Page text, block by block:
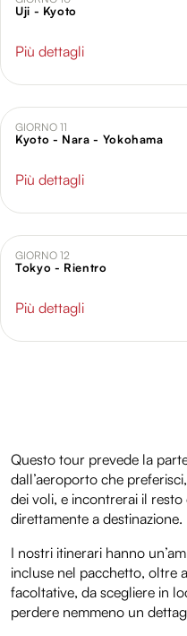
Uji - Kyoto
Più dettagli
GIORNO 11
Kyoto - Nara - Yokohama
Più dettagli
GIORNO 12
Tokyo - Rientro
Più dettagli
Questo tour prevede la
dall’aeroporto che
dei voli, e incontrerai il
direttamente a destinazione.
I nostri itinerari hanno
incluse nel pacchetto, oltre
facoltative, da scegliere in
perdere nemmeno un